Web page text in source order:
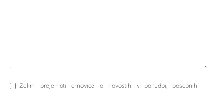
Želim prejemati e-novice o novostih v ponudbi, posebnih